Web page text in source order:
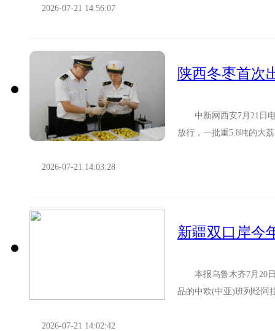
2026-07-21 14:56:07
陕西冬枣首次
中新网西安7月21日电
放行，一批重5.8吨的大
2026-07-21 14:03:28
新疆双口岸今
本报乌鲁木齐7月20日
品的中欧(中亚)班列经阿
2026-07-21 14:02:42